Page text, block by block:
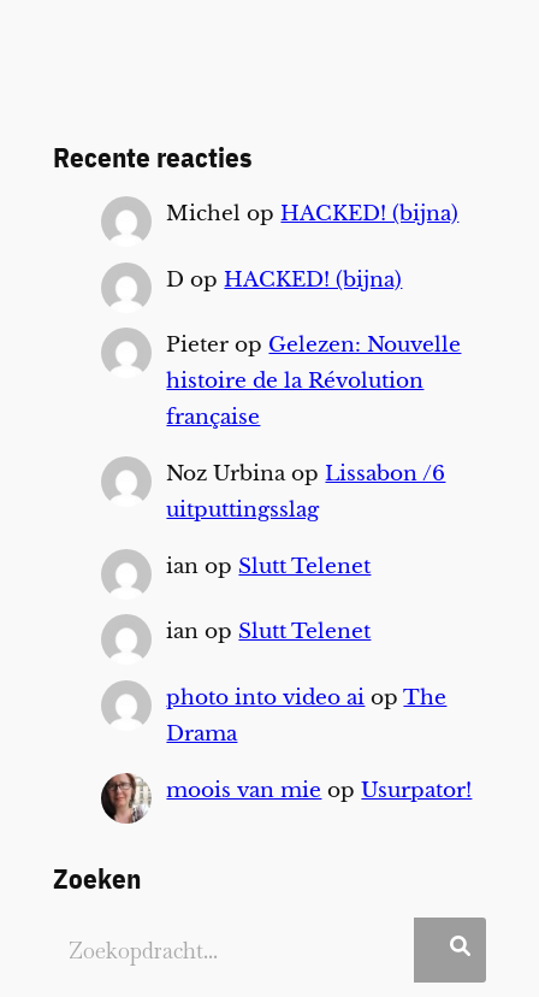
Recente reacties
Michel opHACKED! (bijna)
D opHACKED! (bijna)
Pieter op Gelezen: Nouvelle
histoire de la Révolution
française
Noz UrbinaopLissabon /6
uitputtingsslag
ian op Slutt Telenet
ian op Slutt Telenet
photo into video ai opThe
Drama
moois van mie opUsurpator!
Zoeken